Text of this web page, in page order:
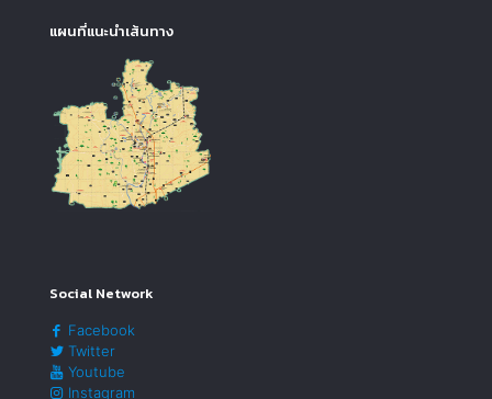
แผนที่แนะนำเส้นทาง
Social Network
Facebook
Twitter
Youtube
Instagram